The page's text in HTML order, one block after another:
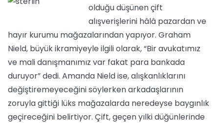
olduğu düşünen çift
alışverişlerini hâlâ pazardan ve
hayır kurumu mağazalarından yapıyor. Graham
Nield, büyük ikramiyeyle ilgili olarak, “Bir avukatımız
ve mali danışmanımız var fakat para bankada
duruyor” dedi. Amanda Nield ise, alışkanlıklarını
değiştiremeyeceğini söylerken arkadaşlarının
zoruyla gittiği lüks mağazalarda neredeyse baygınlık
geçireceğini belirtiyor. Çift, geçen yılki düğünlerinde